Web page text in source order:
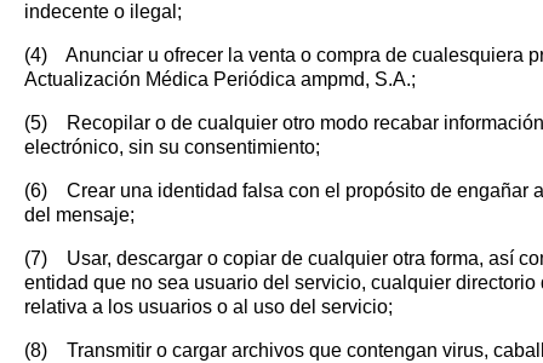
indecente o ilegal;
(4) Anunciar u ofrecer la venta o compra de cualesquiera
Actualización Médica Periódica ampmd, S.A.;
(5) Recopilar o de cualquier otro modo recabar
electrónico, sin su consentimiento;
(6) Crear una identidad falsa con el propósito de engañar
del mensaje;
(7) Usar, descargar o copiar de cualquier otra forma, así
entidad que no sea usuario del servicio, cualquier
relativa a los usuarios o al uso del servicio;
(8) Transmitir o cargar archivos que contengan virus,